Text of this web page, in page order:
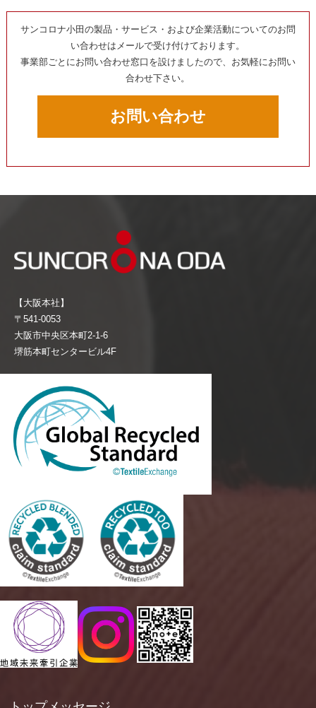
サンコロナ小田の製品・サービス・および企業活動についてのお問
い合わせはメールで受け付けております。
事業部ごとにお問い合わせ窓口を設けましたので、お気軽にお問い
合わせ下さい。
お問い合わせ
【大阪本社】
〒541-0053
大阪市中央区本町2-1-6
堺筋本町センタービル4F